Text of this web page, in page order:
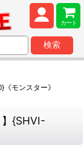
カート
検索
モンスター》
】{SHVI-